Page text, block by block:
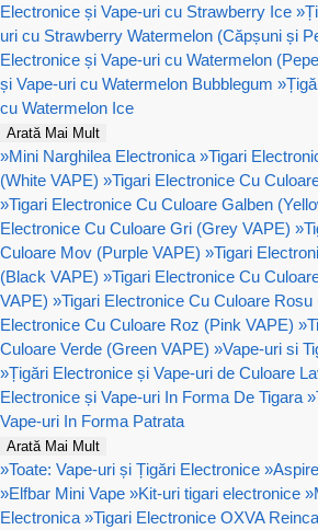
Electronice și Vape-uri cu Strawberry Ice »
uri cu Strawberry Watermelon (Căpșuni și
Electronice și Vape-uri cu Watermelon
și Vape-uri cu Watermelon Bubblegum »
cu Watermelon Ice
Arată Mai Mult
»Mini Narghilea Electronica »Tigari
(White VAPE) »Tigari Electronice Cu
»Tigari Electronice Cu Culoare Galben
Electronice Cu Culoare Gri (Grey VAPE) »
Culoare Mov (Purple VAPE) »Tigari
(Black VAPE) »Tigari Electronice Cu
VAPE) »Tigari Electronice Cu Culoare Rosu
Electronice Cu Culoare Roz (Pink VAPE) »
Culoare Verde (Green VAPE) »Vape-uri si
»Țigări Electronice și Vape-uri de Culoare
Electronice și Vape-uri In Forma De Tigara »
Vape-uri In Forma Patrata
Arată Mai Mult
»Toate: Vape-uri și Țigări Electronice »
»Elfbar Mini Vape »Kit-uri tigari electronice »
Electronica »Tigari Electronice OXVA